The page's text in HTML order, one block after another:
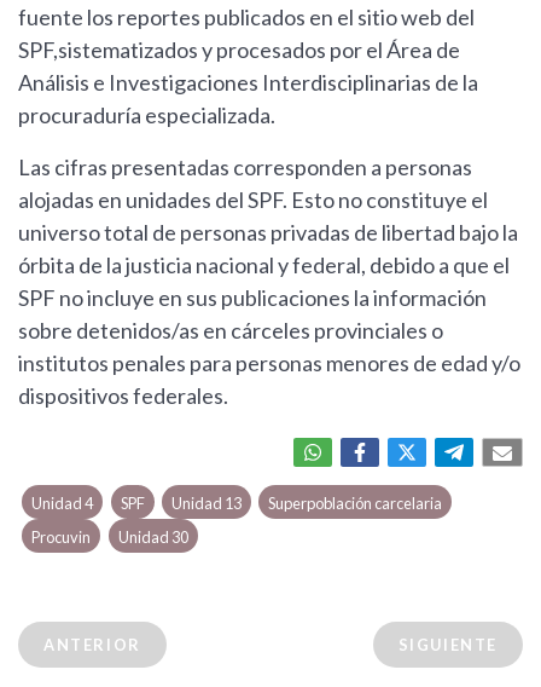
fuente los reportes publicados en el sitio web del
SPF,sistematizados y procesados por el Área de
Análisis e Investigaciones Interdisciplinarias de la
procuraduría especializada.
Las cifras presentadas corresponden a personas
alojadas en unidades del SPF. Esto no constituye el
universo total de personas privadas de libertad bajo la
órbita de la justicia nacional y federal, debido a que el
SPF no incluye en sus publicaciones la información
sobre detenidos/as en cárceles provinciales o
institutos penales para personas menores de edad y/o
dispositivos federales.
Unidad 4 SPF Unidad 13
Superpoblación carcelaria
Procuvin
Unidad 30
ANTERIOR SIGUIENTE